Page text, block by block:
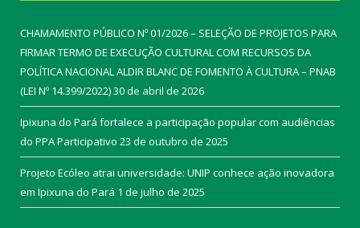
CHAMAMENTO PÚBLICO Nº 01/2026 – SELEÇÃO DE PROJETOS PARA
FIRMAR TERMO DE EXECUÇÃO CULTURAL COM RECURSOS DA
POLÍTICA NACIONAL ALDIR BLANC DE FOMENTO À CULTURA – PNAB
(LEI Nº 14.399/2022)30 de abril de 2026
Ipixuna do Pará fortalece a participação popular com audiências
do PPA Participativo 23 de outubro de 2025
Projeto Ecóleo atrai universidade: UNIP conhece ação inovadora
em Ipixuna do Pará 1 de julho de 2025